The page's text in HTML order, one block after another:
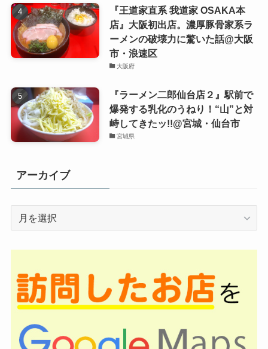
『王道家直系 我道家 OSAKA本
店』大阪初出店。濃厚豚骨家系ラ
ーメンの破壊力に驚いた話@大阪
市・浪速区
大阪府
『ラーメン二郎仙台店２』駅前で
爆発する乳化のうねり！“山”と対
峙してきたッ!!@宮城・仙台市
宮城県
アーカイブ
ブ